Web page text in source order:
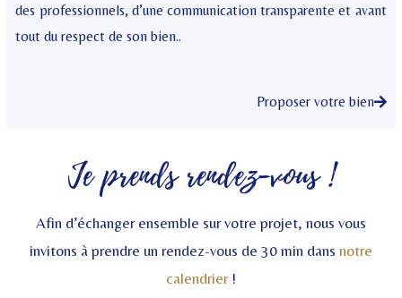
des professionnels, d’une communication transparente et avant
tout du respect de son bien..
Proposer votre bien
Je prends rendez-vous !
Afin d’échanger ensemble sur votre projet, nous vous
invitons à prendre un rendez-vous de 30 min dans notre
calendrier!